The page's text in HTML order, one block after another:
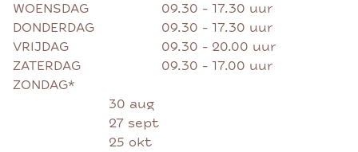
WOENSDAG
09.30 - 17.30 uur
DONDERDAG
09.30 - 17.30 uur
VRIJDAG
09.30 - 20.00 uur
ZATERDAG
09.30 - 17.00 uur
ZONDAG*
30 aug
27 sept
25 okt